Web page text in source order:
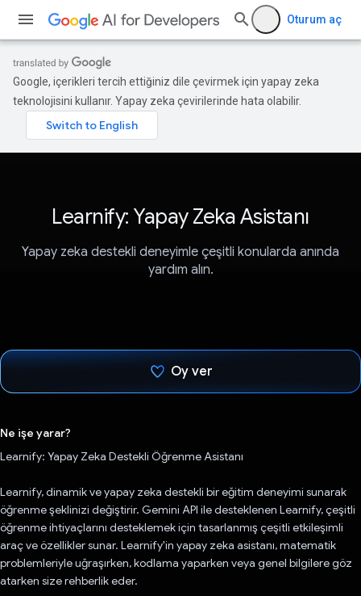
Oturum aç
Google, içerikleri tercih ettiğiniz dile çevirmek için yapay zeka
teknolojisini kullanır. Yapay zeka çevirilerinde hata olabilir.
Learnify: Yapay Zeka Asistanı
Yapay zeka destekli deneyimle çeşitli konularda anında
yardım alın.
Oy ver
Ne işe yarar?
Learnify: Yapay Zeka Destekli Öğrenme Asistanı
Learnify, dinamik ve yapay zeka destekli bir eğitim deneyimi sunarak
öğrenme şeklinizi değiştirir. Gemini API ile desteklenen Learnify, çeşitli
öğrenme ihtiyaçlarını desteklemek için tasarlanmış çeşitli etkileşimli
araç ve özellikler sunar. Learnify'in yapay zeka asistanı, matematik
problemleriyle uğraşırken, kodlama yaparken veya genel bilgilere göz
atarken size rehberlik eder.